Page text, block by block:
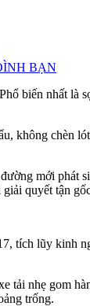
BẠN
biến nhất
không
mới
quyết tận
tích lũy kinh
tải nhẹ gom
trống.